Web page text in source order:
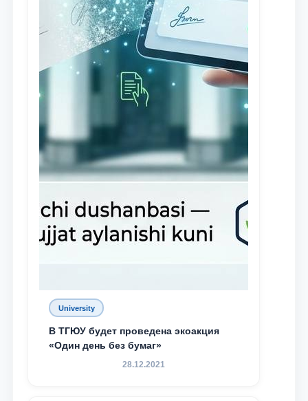
University
В ТГЮУ будет проведена экоакция
«Один день без бумаг»
28.12.2021